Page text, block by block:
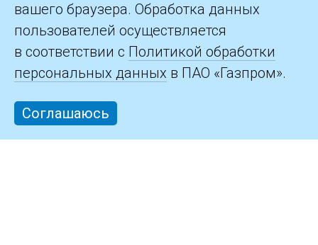
вашего браузера. Обработка данных
пользователей осуществляется
в соответствии с Политикой обработки
персональных данных в ПАО «Газпром».
Соглашаюсь